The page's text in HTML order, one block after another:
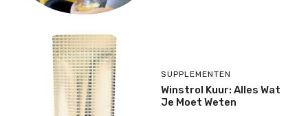
SUPPLEMENTEN
Winstrol Kuur: Alles Wat
Je Moet Weten